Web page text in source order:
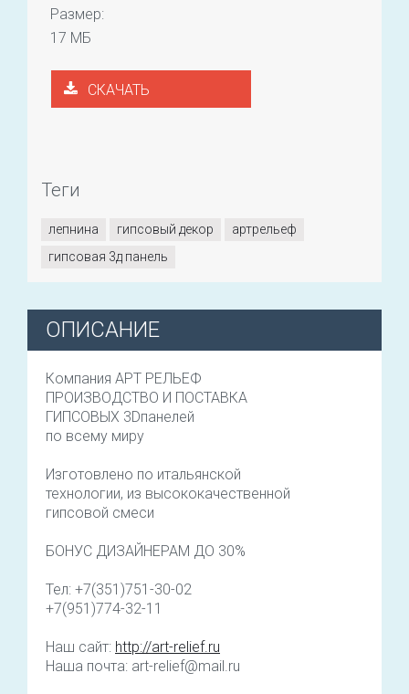
Размер:
17 МБ
СКАЧАТЬ
Теги
лепнина гипсовый декор
артрельеф
гипсовая 3д панель
ОПИСАНИЕ
Компания АРТ РЕЛЬЕФ
ПРОИЗВОДСТВО И ПОСТАВКА
ГИПСОВЫХ 3Dпанелей
по всему миру
Изготовлено по итальянской
технологии, из высококачественной
гипсовой смеси
БОНУС ДИЗАЙНЕРАМ ДО 30%
Тел: +7(351)751-30-02
+7(951)774-32-11
Наш сайт: http://art-relief.ru
Наша почта: art-relief@mail.ru